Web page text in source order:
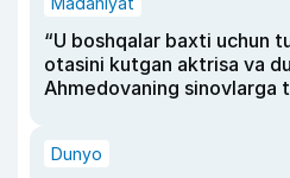
“U boshqalar baxti uchun
otasini kutgan aktrisa va
Ahmedovaning sinovlarga
Dunyo